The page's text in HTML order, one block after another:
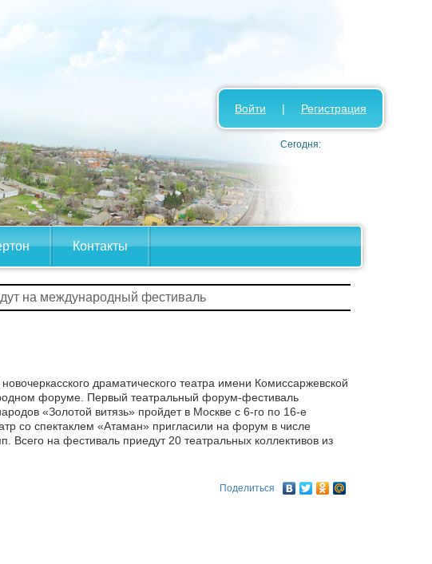
Контакты
Войти | Регистрация
Сегодня:
на международный фестиваль
драматического театра имени Комиссаржевской
форуме. Первый театральный форум-фестиваль
«Золотой витязь» пройдет в Москве с 6-го по 16-е
со спектаклем «Атаман» пригласили на форум в числе
Всего на фестиваль приедут 20 театральных коллективов из
Поделиться